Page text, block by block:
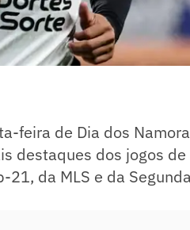
feira de Dia dos
destaques dos jogos
da MLS e da